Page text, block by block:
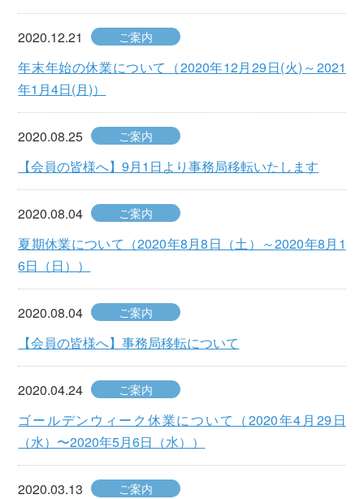
2020.12.21 ご案内
年末年始の休業について（2020年12月29日(火)～2021
年1月4日(月)）
2020.08.25 ご案内
【会員の皆様へ】9月1日より事務局移転いたします
2020.08.04 ご案内
夏期休業について（2020年8月8日（土）～2020年8月1
6日（日））
2020.08.04 ご案内
【会員の皆様へ】事務局移転について
2020.04.24 ご案内
ゴールデンウィーク休業について（2020年4月29日
（水）〜2020年5月6日（水））
2020.03.13 ご案内